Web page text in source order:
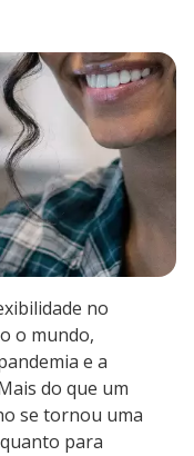
no
o mundo,
e a
do que um
se tornou uma
para